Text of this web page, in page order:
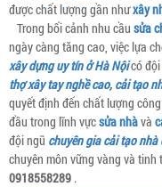
được chất lượng gần nhưxây
Trong bối cảnh nhu cầu sửa
ngày càng tăng cao, việc lựa
xây dựng uy tín ở Hà Nộicó đội
thợ xây tay nghề cao, cải tạo
quyết định đến chất lượng
đầu trong lĩnh vựcsửa nhàvà
đội ngũ chuyên gia cải tạo
chuyên môn vững vàng và
0918558289 .